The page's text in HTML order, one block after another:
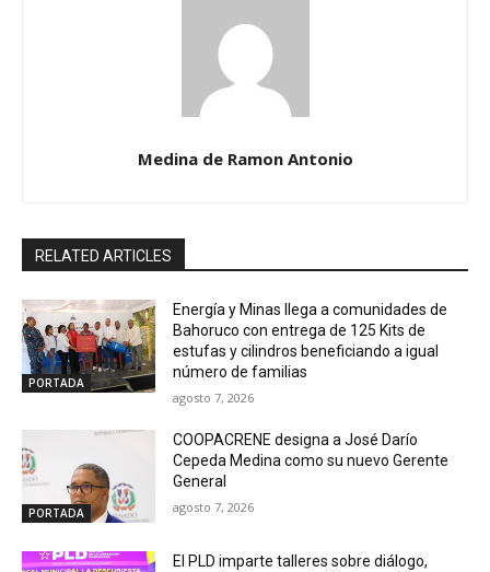
Medina de Ramon Antonio
RELATED ARTICLES
PORTADA
Energía y Minas llega a comunidades de
Bahoruco con entrega de 125 Kits de
estufas y cilindros beneficiando a igual
número de familias
agosto 7, 2026
PORTADA
COOPACRENE designa a José Darío
Cepeda Medina como su nuevo Gerente
General
agosto 7, 2026
El PLD imparte talleres sobre diálogo,